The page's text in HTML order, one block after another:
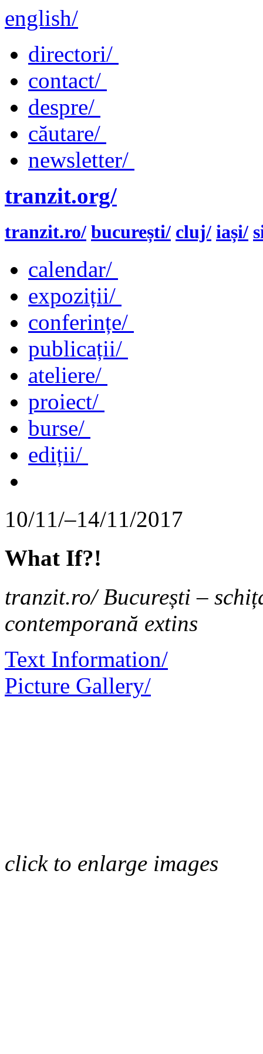
english/
directori/
contact/
despre/
căutare/
newsletter/
tranzit.org/
tranzit.ro/ bucurești/ cluj/ iași/
calendar/
expoziții/
conferințe/
publicații/
ateliere/
proiect/
burse/
ediții/
10/11/–14/11/2017
What If?!
tranzit.ro/ București –
contemporană extins
Text Information/
Picture Gallery/
click to enlarge images